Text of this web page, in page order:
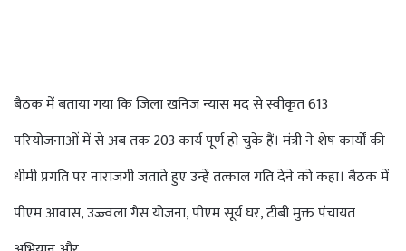
बैठक में बताया गया कि जिला खनिज न्यास मद से स्वीकृत 613
परियोजनाओं में से अब तक 203 कार्य पूर्ण हो चुके हैं। मंत्री ने शेष कार्यों की
धीमी प्रगति पर नाराजगी जताते हुए उन्हें तत्काल गति देने को कहा। बैठक में
पीएम आवास, उज्ज्वला गैस योजना, पीएम सूर्य घर, टीबी मुक्त पंचायत